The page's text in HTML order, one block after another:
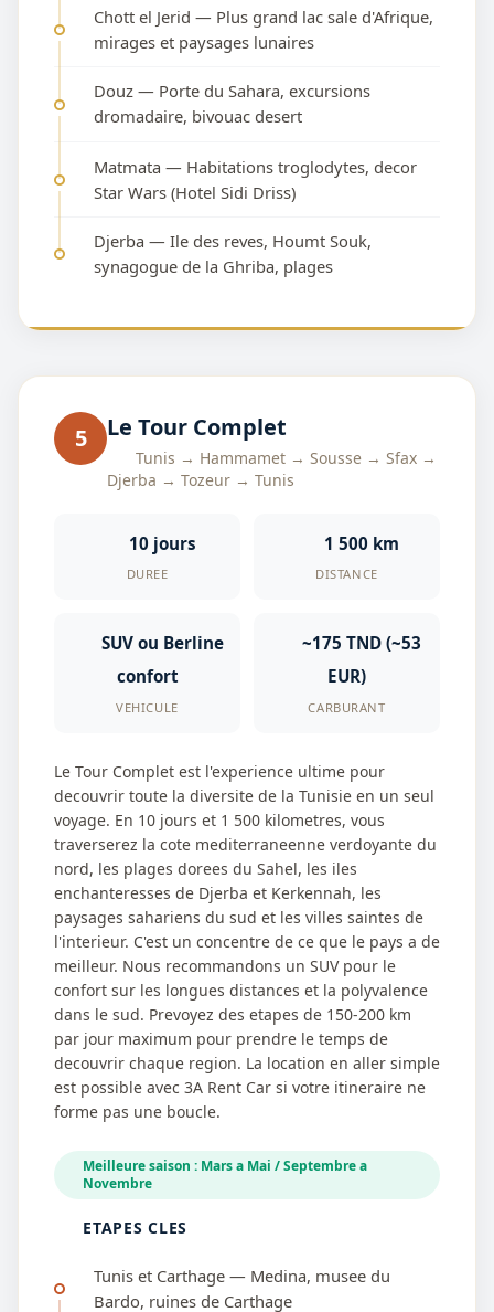
Chott el Jerid — Plus grand lac sale d'Afrique,
mirages et paysages lunaires
Douz — Porte du Sahara, excursions
dromadaire, bivouac desert
Matmata — Habitations troglodytes, decor
Star Wars (Hotel Sidi Driss)
Djerba — Ile des reves, Houmt Souk,
synagogue de la Ghriba, plages
5 Le Tour Complet
Tunis → Hammamet → Sousse → Sfax →
Djerba → Tozeur → Tunis
10 jours
DUREE
1 500 km
DISTANCE
SUV ou Berline
confort
VEHICULE
~175 TND (~53
EUR)
CARBURANT
Le Tour Complet est l'experience ultime pour
decouvrir toute la diversite de la Tunisie en un seul
voyage. En 10 jours et 1 500 kilometres, vous
traverserez la cote mediterraneenne verdoyante du
nord, les plages dorees du Sahel, les iles
enchanteresses de Djerba et Kerkennah, les
paysages sahariens du sud et les villes saintes de
l'interieur. C'est un concentre de ce que le pays a de
meilleur. Nous recommandons un SUV pour le
confort sur les longues distances et la polyvalence
dans le sud. Prevoyez des etapes de 150-200 km
par jour maximum pour prendre le temps de
decouvrir chaque region. La location en aller simple
est possible avec 3A Rent Car si votre itineraire ne
forme pas une boucle.
Meilleure saison : Mars a Mai / Septembre a
Novembre
ETAPES CLES
Tunis et Carthage — Medina, musee du
Bardo, ruines de Carthage